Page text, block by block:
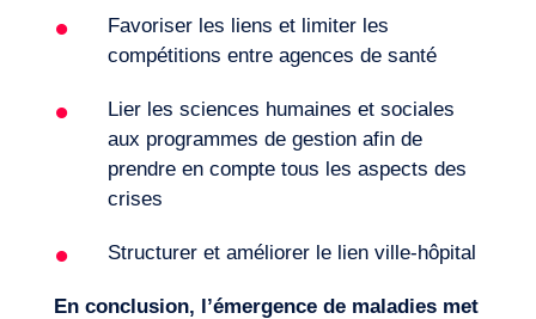
Favoriser les liens et limiter les
compétitions entre agences de santé
Lier les sciences humaines et sociales
aux programmes de gestion afin de
prendre en compte tous les aspects des
crises
Structurer et améliorer le lien ville-hôpital
En conclusion, l’émergence de maladies met